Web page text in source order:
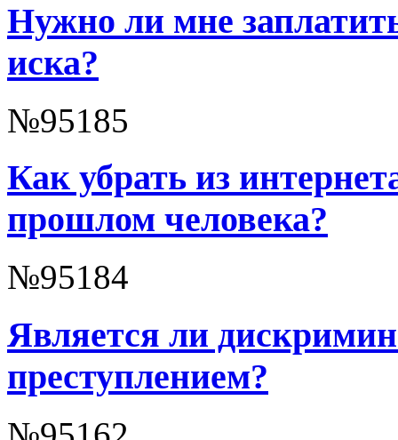
Нужно ли мне
иска?
№95185
Как убрать из
прошлом человека?
№95184
Является ли
преступлением?